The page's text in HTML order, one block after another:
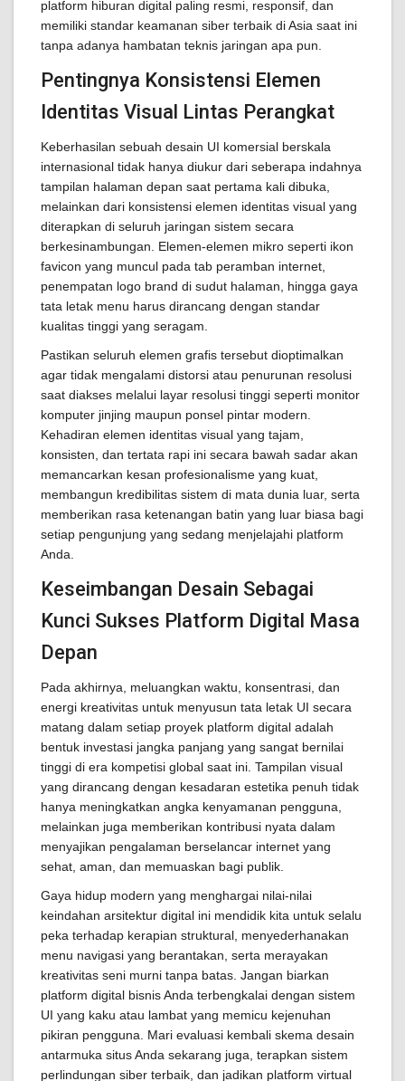
platform hiburan digital paling resmi, responsif, dan
memiliki standar keamanan siber terbaik di Asia saat ini
tanpa adanya hambatan teknis jaringan apa pun.
Pentingnya Konsistensi Elemen
Identitas Visual Lintas Perangkat
Keberhasilan sebuah desain UI komersial berskala
internasional tidak hanya diukur dari seberapa indahnya
tampilan halaman depan saat pertama kali dibuka,
melainkan dari konsistensi elemen identitas visual yang
diterapkan di seluruh jaringan sistem secara
berkesinambungan. Elemen-elemen mikro seperti ikon
favicon yang muncul pada tab peramban internet,
penempatan logo brand di sudut halaman, hingga gaya
tata letak menu harus dirancang dengan standar
kualitas tinggi yang seragam.
Pastikan seluruh elemen grafis tersebut dioptimalkan
agar tidak mengalami distorsi atau penurunan resolusi
saat diakses melalui layar resolusi tinggi seperti monitor
komputer jinjing maupun ponsel pintar modern.
Kehadiran elemen identitas visual yang tajam,
konsisten, dan tertata rapi ini secara bawah sadar akan
memancarkan kesan profesionalisme yang kuat,
membangun kredibilitas sistem di mata dunia luar, serta
memberikan rasa ketenangan batin yang luar biasa bagi
setiap pengunjung yang sedang menjelajahi platform
Anda.
Keseimbangan Desain Sebagai
Kunci Sukses Platform Digital Masa
Depan
Pada akhirnya, meluangkan waktu, konsentrasi, dan
energi kreativitas untuk menyusun tata letak UI secara
matang dalam setiap proyek platform digital adalah
bentuk investasi jangka panjang yang sangat bernilai
tinggi di era kompetisi global saat ini. Tampilan visual
yang dirancang dengan kesadaran estetika penuh tidak
hanya meningkatkan angka kenyamanan pengguna,
melainkan juga memberikan kontribusi nyata dalam
menyajikan pengalaman berselancar internet yang
sehat, aman, dan memuaskan bagi publik.
Gaya hidup modern yang menghargai nilai-nilai
keindahan arsitektur digital ini mendidik kita untuk selalu
peka terhadap kerapian struktural, menyederhanakan
menu navigasi yang berantakan, serta merayakan
kreativitas seni murni tanpa batas. Jangan biarkan
platform digital bisnis Anda terbengkalai dengan sistem
UI yang kaku atau lambat yang memicu kejenuhan
pikiran pengguna. Mari evaluasi kembali skema desain
antarmuka situs Anda sekarang juga, terapkan sistem
perlindungan siber terbaik, dan jadikan platform virtual